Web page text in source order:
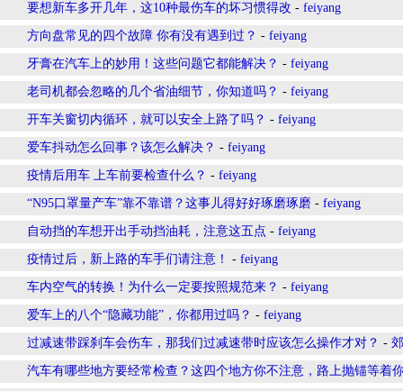
要想新车多开几年，这10种最伤车的坏习惯得改 - feiyang
方向盘常见的四个故障 你有没有遇到过？ - feiyang
牙膏在汽车上的妙用！这些问题它都能解决？ - feiyang
老司机都会忽略的几个省油细节，你知道吗？ - feiyang
开车关窗切内循环，就可以安全上路了吗？ - feiyang
爱车抖动怎么回事？该怎么解决？ - feiyang
疫情后用车 上车前要检查什么？ - feiyang
“N95口罩量产车”靠不靠谱？这事儿得好好琢磨琢磨 - feiyang
自动挡的车想开出手动挡油耗，注意这五点 - feiyang
疫情过后，新上路的车手们请注意！ - feiyang
车内空气的转换！为什么一定要按照规范来？ - feiyang
爱车上的八个“隐藏功能”，你都用过吗？ - feiyang
过减速带踩刹车会伤车，那我们过减速带时应该怎么操作才对？ -
汽车有哪些地方要经常检查？这四个地方你不注意，路上抛锚等着